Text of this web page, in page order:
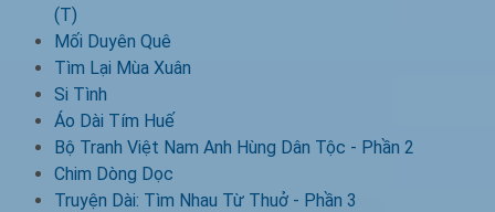
(T)
Mối Duyên Quê
Tìm Lại Mùa Xuân
Si Tình
Áo Dài Tím Huế
Bộ Tranh Việt Nam Anh Hùng Dân Tộc - Phần 2
Chim Dòng Dọc
Truyện Dài: Tìm Nhau Từ Thuở - Phần 3